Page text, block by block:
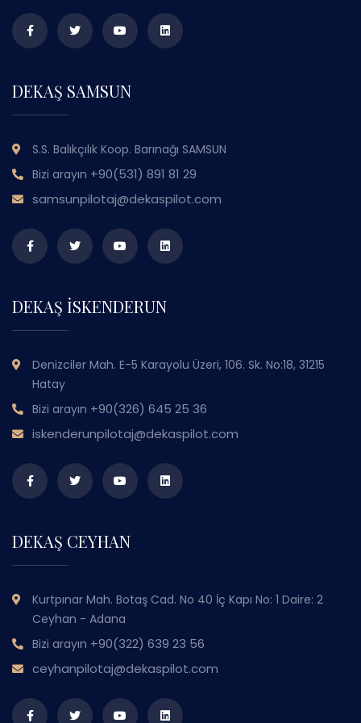
DEKAŞ SAMSUN
S.S. Balıkçılık Koop. Barınağı SAMSUN
Bizi arayın +90(531) 891 81 29
samsunpilotaj@dekaspilot.com
DEKAŞ İSKENDERUN
Denizciler Mah. E-5 Karayolu Üzeri, 106. Sk. No:18, 31215
Hatay
Bizi arayın +90(326) 645 25 36
iskenderunpilotaj@dekaspilot.com
DEKAŞ CEYHAN
Kurtpınar Mah. Botaş Cad. No 40 İç Kapı No: 1 Daire: 2
Ceyhan - Adana
Bizi arayın +90(322) 639 23 56
ceyhanpilotaj@dekaspilot.com